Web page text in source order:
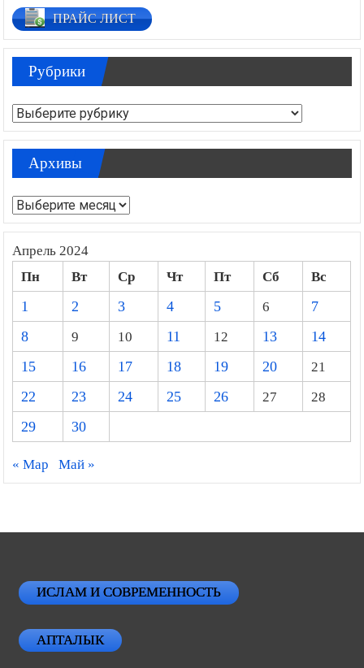
ПРАЙС ЛИСТ
Рубрики
Рубрики
Архивы
Архивы
Апрель 2024
Пн Вт Ср Чт Пт Сб
Вс
1
2 3 4 5 6
7
8
9 10 11 12 13
14
15
16 17 18 19 20
21
22
23 24 25 26 27
28
29
30
« Мар Май »
ИСЛАМ И СОВРЕМЕННОСТЬ
АПТАЛЫК